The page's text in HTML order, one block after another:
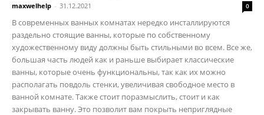
maxwelhelp - 31.12.2021 0
В современных ванных комнатах нередко инсталлируются
раздельно стоящие ванны, которые по собственному
художественному виду должны быть стильными во всем. Все же,
большая часть людей как и раньше выбирает классические
ванны, которые очень функциональны, так как их можно
располагать повдоль стенки, увеличивая свободное место в
ванной комнате. Также стоит поразмыслить, стоит и как
закрывать ванну. Это позволит вам покрыть неприглядные